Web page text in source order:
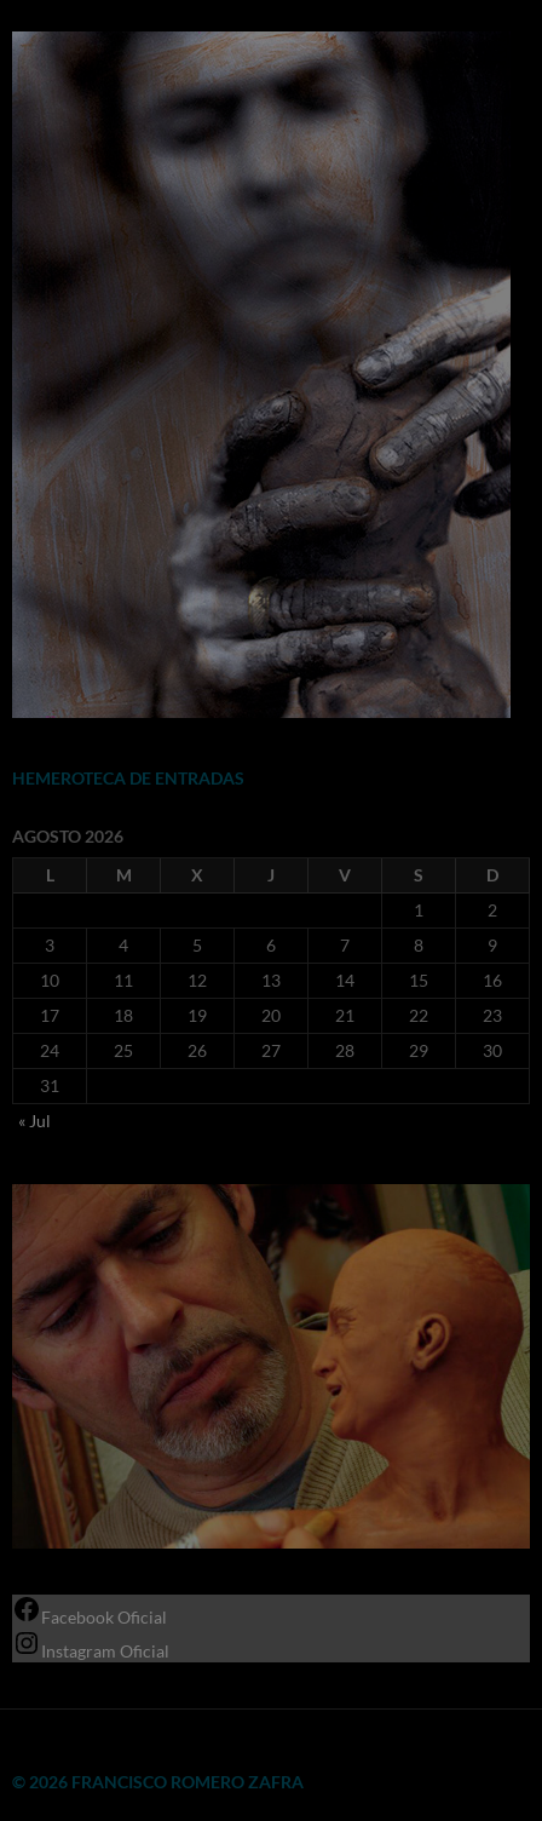
HEMEROTECA DE ENTRADAS
AGOSTO 2026
L
M X J V S
D
1
2
3
4 5 6 7 8
9
10
11 12 13 14 15
16
17
18 19 20 21 22
23
24
25 26 27 28 29
30
31
« Jul
Facebook Oficial
Instagram Oficial
© 2026 FRANCISCO ROMERO ZAFRA